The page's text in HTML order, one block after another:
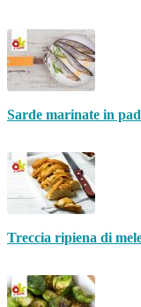
Sarde marinate in
Treccia ripiena di